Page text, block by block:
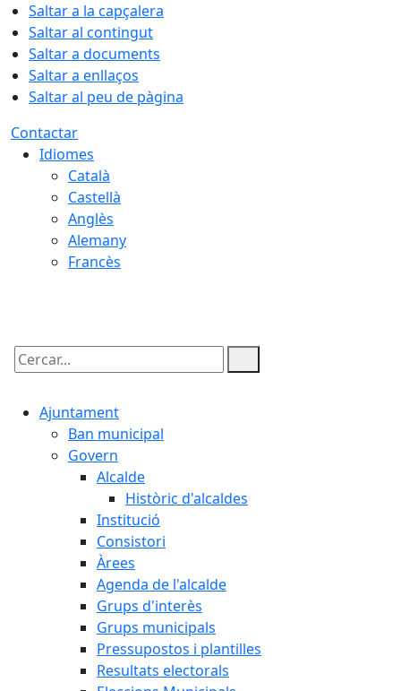
Saltar a la capçalera
Saltar al contingut
Saltar a documents
Saltar a enllaços
Saltar al peu de pàgina
Contactar
Idiomes
Català
Castellà
Anglès
Alemany
Francès
Cercar:
Ajuntament
Ban municipal
Govern
Alcalde
Històric d'alcaldes
Institució
Consistori
Àrees
Agenda de l'alcalde
Grups d'interès
Grups municipals
Pressupostos i plantilles
Resultats electorals